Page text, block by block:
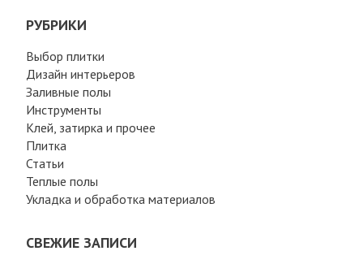
РУБРИКИ
Выбор плитки
Дизайн интерьеров
Заливные полы
Инструменты
Клей, затирка и прочее
Плитка
Статьи
Теплые полы
Укладка и обработка материалов
СВЕЖИЕ ЗАПИСИ